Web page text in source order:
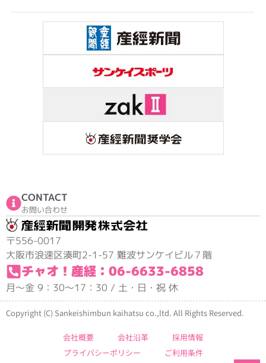
CONTACT
お問い合わせ
〒556-0017
大阪市浪速区湊町2-1-57 難波サンケイビル７階
チャオ！産経：06-6633-6858
月～金 9：30～17：30 / 土・日・祝 休
Copyright (C) Sankeishimbun kaihatsu co.,ltd. All Rights Reserved.
会社概要
会社沿革
採用情報
プライバシーポリシー
ご利用条件